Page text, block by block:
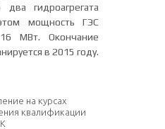
два гидроагрегата
мощность ГЭС
МВт. Окончание
в 2015 году.
на курсах
квалификации